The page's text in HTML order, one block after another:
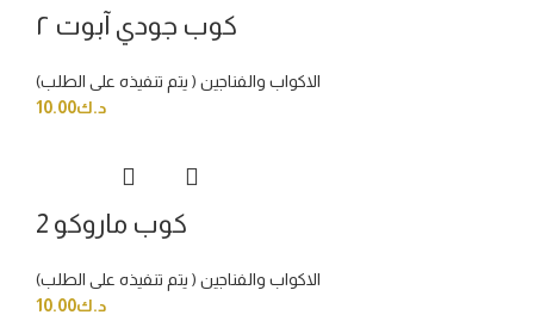
كوب جودي آبوت ٢
الاكواب والفناجين ( يتم تنفيذه على الطلب)
د.ك10.00
كوب ماروكو 2
الاكواب والفناجين ( يتم تنفيذه على الطلب)
د.ك10.00